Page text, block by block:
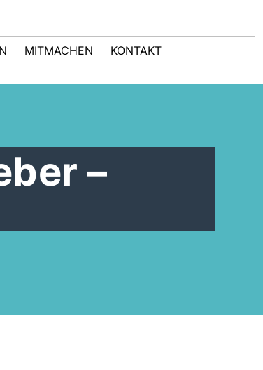
MITMACHEN KONTAKT
–